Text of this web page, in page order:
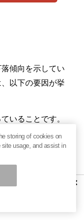
傾向を示してい
以下の要因が挙
いることです。
気後退リスク
。
これが業績への
×
storing of cookies on
usage, and assist in